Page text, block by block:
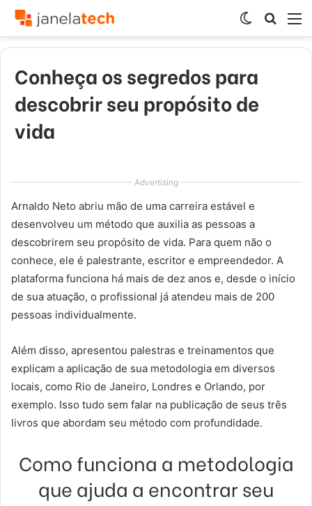
por
Switch
skin
Conheça os segredos para
descobrir seu propósito de
vida
Advertising
Arnaldo Neto abriu mão de uma carreira estável e
desenvolveu um método que auxilia as pessoas a
descobrirem seu propósito de vida. Para quem não o
conhece, ele é palestrante, escritor e empreendedor. A
plataforma funciona há mais de dez anos e, desde o início
de sua atuação, o profissional já atendeu mais de 200
pessoas individualmente.
Além disso, apresentou palestras e treinamentos que
explicam a aplicação de sua metodologia em diversos
locais, como Rio de Janeiro, Londres e Orlando, por
exemplo. Isso tudo sem falar na publicação de seus três
livros que abordam seu método com profundidade.
Como funciona a metodologia
que ajuda a encontrar seu